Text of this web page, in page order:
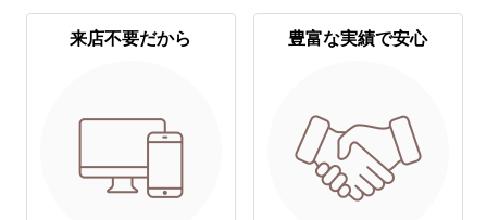
来店不要だから 豊富な実績で安心